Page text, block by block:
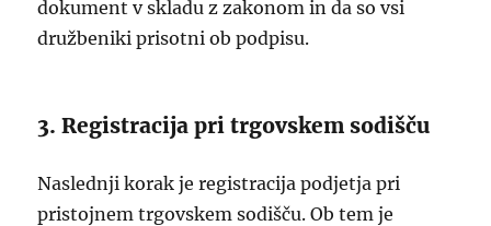
dokument v skladu z zakonom in da so vsi
družbeniki prisotni ob podpisu.
3. Registracija pri trgovskem sodišču
Naslednji korak je registracija podjetja pri
pristojnem trgovskem sodišču. Ob tem je